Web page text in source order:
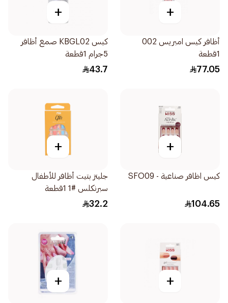
+
أظافر كيس امبريس 002
1قطعة
77.05
+
كيس KBGL02 صمغ أظافر
5جرام 1قطعة
43.7
+
كيس اظافر صناعية - SFO09
104.65
+
جليتز بتيت أظافر للأطفال
سبرنكلس #1 1قطعة
32.2
+
+